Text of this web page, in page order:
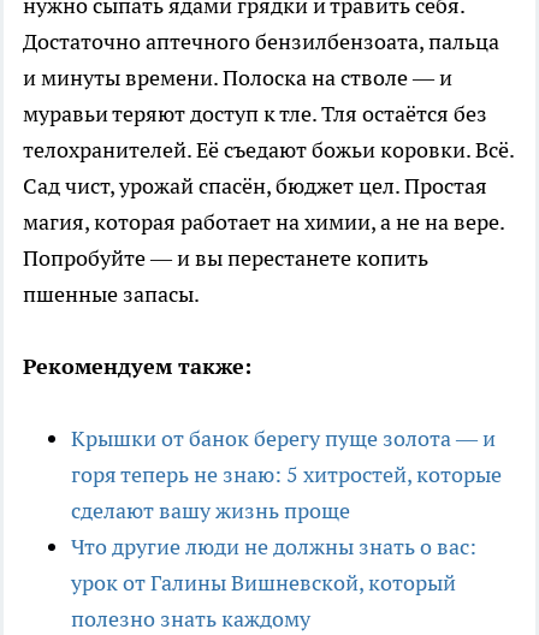
нужно сыпать ядами грядки и травить себя.
Достаточно аптечного бензилбензоата, пальца
и минуты времени. Полоска на стволе — и
муравьи теряют доступ к тле. Тля остаётся без
телохранителей. Её съедают божьи коровки. Всё.
Сад чист, урожай спасён, бюджет цел. Простая
магия, которая работает на химии, а не на вере.
Попробуйте — и вы перестанете копить
пшенные запасы.
Рекомендуем также:
Крышки от банок берегу пуще золота — и
горя теперь не знаю: 5 хитростей, которые
сделают вашу жизнь проще
Что другие люди не должны знать о вас:
урок от Галины Вишневской, который
полезно знать каждому